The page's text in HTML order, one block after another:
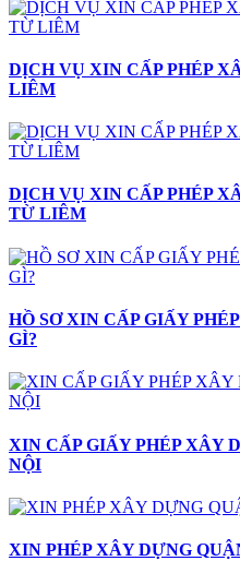
DỊCH VỤ XIN CẤP PHÉP
LIÊM
DỊCH VỤ XIN CẤP PHÉP
TỪ LIÊM
HỒ SƠ XIN CẤP GIẤY
GÌ?
XIN CẤP GIẤY PHÉP XÂY
NỘI
XIN PHÉP XÂY DỰNG